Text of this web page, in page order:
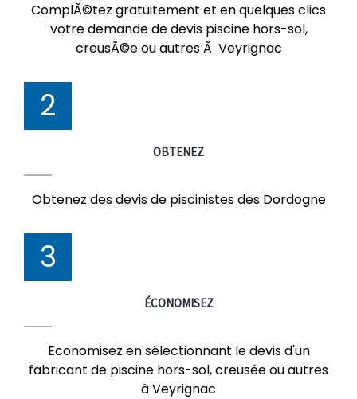
ComplÃ©tez gratuitement et en quelques clics
votre demande de devis piscine hors-sol,
creusÃ©e ou autres Ã Veyrignac
2
OBTENEZ
Obtenez des devis de piscinistes des Dordogne
3
ÉCONOMISEZ
Economisez en sélectionnant le devis d'un
fabricant de piscine hors-sol, creusée ou autres
à Veyrignac